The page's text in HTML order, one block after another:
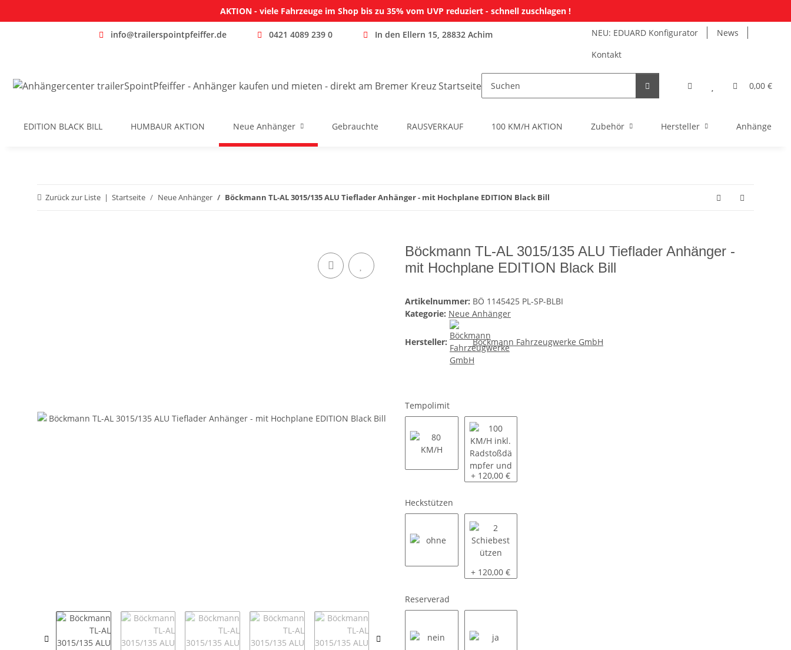
AKTION - viele Fahrzeuge im Shop bis zu 35% vom UVP reduziert - schnell zuschlagen !
info@trailerspointpfeiffer.de 0421 4089 239 0 In den Ellern 15, 28832 Achim NEU: EDUARD Konfigurator
News
Kontakt
0,00 €
EDITION BLACK BILL HUMBAUR AKTION Neue Anhänger Gebrauchte RAUSVERKAUF 100 KM/H AKTION Zubehör Hersteller Anhänger
Zurück zur Liste Startseite Neue Anhänger Böckmann TL-AL 3015/135 ALU Tieflader Anhänger - mit Hochplane EDITION Black Bill
Böckmann TL-AL 3015/135 ALU Tieflader Anhänger -
mit Hochplane EDITION Black Bill
Artikelnummer: BÖ 1145425 PL-SP-BLBI
Kategorie: Neue Anhänger
Hersteller: Böckmann Fahrzeugwerke GmbH
Tempolimit
100 KM/H inkl. Radstoßdämpfer und COC Eintrag
+ 120,00 €
Heckstützen
2 Schiebestützen
+ 120,00 €
Reserverad